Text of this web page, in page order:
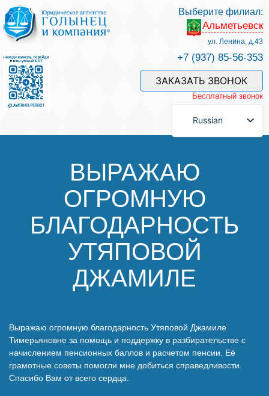
Услуги и наши специалисты
Оплата услуг
Задать вопрос
Полезные статьи
Наши победы
Видео о нас
Выберите филиал:
Альметьевск
ул. Ленина, д.43
+7 (937) 85-56-353
ЗАКАЗАТЬ ЗВОНОК
Бесплатный звонок
Russian
ВЫРАЖАЮ
ОГРОМНУЮ
БЛАГОДАРНОСТЬ
УТЯПОВОЙ
ДЖАМИЛЕ
Выражаю огромную благодарность Утяповой Джамиле
Тимерьяновне за помощь и поддержку в разбирательстве с
начислением пенсионных баллов и расчетом пенсии. Её
грамотные советы помогли мне добиться справедливости.
Спасибо Вам от всего сердца.